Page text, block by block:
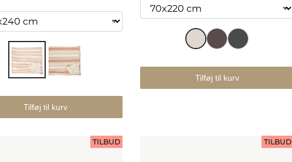
Tilføj til kurv
Tilføj til kurv
TILBUD TILBUD